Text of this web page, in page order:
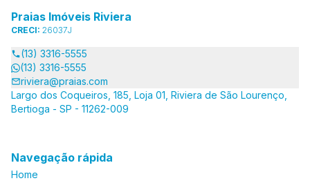
Praias Imóveis Riviera
CRECI: 26037J
(13) 3316-5555
(13) 3316-5555
riviera@praias.com
Largo dos Coqueiros, 185, Loja 01, Riviera de São Lourenço,
Bertioga - SP - 11262-009
Navegação rápida
Home